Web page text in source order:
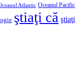
Atlantic Oceanul Pacific
ştiaţi că ştiaţi